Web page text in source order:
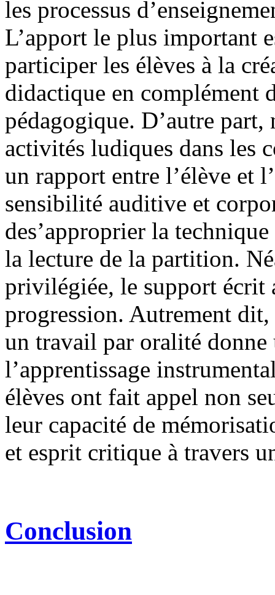
les processus
L’apport le plus important
participer les élèves à la
didactique en complément
pédagogique. D’autre
activités ludiques dans les
un rapport entre l’élève et
sensibilité auditive et
des’approprier la
la lecture de la partition.
privilégiée, le support écrit
progression. Autrement
un travail par oralité donne
l’apprentissage
élèves ont fait appel non
leur capacité de
et esprit critique à travers
Conclusion